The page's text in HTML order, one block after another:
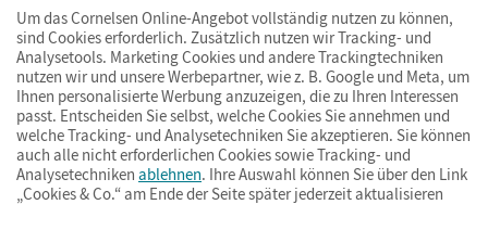
Um das Cornelsen Online-Angebot vollständig nutzen zu können,
sind Cookies erforderlich. Zusätzlich nutzen wir Tracking- und
Analysetools. Marketing Cookies und andere Trackingtechniken
nutzen wir und unsere Werbepartner, wie z. B. Google und Meta, um
Ihnen personalisierte Werbung anzuzeigen, die zu Ihren Interessen
passt. Entscheiden Sie selbst, welche Cookies Sie annehmen und
welche Tracking- und Analysetechniken Sie akzeptieren. Sie können
auch alle nicht erforderlichen Cookies sowie Tracking- und
Analysetechniken ablehnen. Ihre Auswahl können Sie über den Link
„Cookies & Co.“ am Ende der Seite später jederzeit aktualisieren